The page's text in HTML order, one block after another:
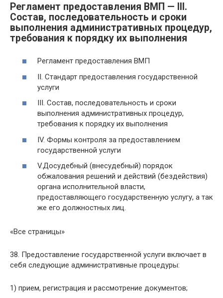
Регламент предоставления ВМП — III.
Состав, последовательность и сроки
выполнения административных процедур,
требования к порядку их выполнения
Регламент предоставления ВМП
II. Стандарт предоставления государственной
услуги
III. Состав, последовательность и сроки
выполнения административных процедур,
требования к порядку их выполнения
IV. Формы контроля за предоставлением
государственной услуги
V.Досудебный (внесудебный) порядок
обжалования решений и действий (бездействия)
органа исполнительной власти,
предоставляющего государственную услугу, а так
же его должностных лиц.
«Все страницы»
38. Предоставление государственной услуги включает в
себя следующие административные процедуры:
1) прием, регистрация и рассмотрение документов;